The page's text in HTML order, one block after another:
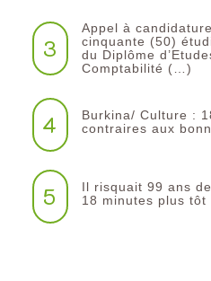
3
Appel à
cinquante (50)
du Diplôme
Comptabilité (…)
4
Burkina/ Culture :
contraires aux
5
Il risquait 99 ans
18 minutes plus tôt